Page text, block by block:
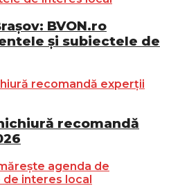
BVON.ro
și subiectele de
recomandă